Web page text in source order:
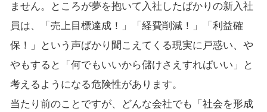
ません。ところが夢を抱いて入社したばかりの新入社
員は、「売上目標達成！」「経費削減！」「利益確
保！」という声ばかり聞こえてくる現実に戸惑い、や
やもすると「何でもいいから儲けさえすればいい」と
考えるようになる危険性があります。
当たり前のことですが、どんな会社でも「社会を形成